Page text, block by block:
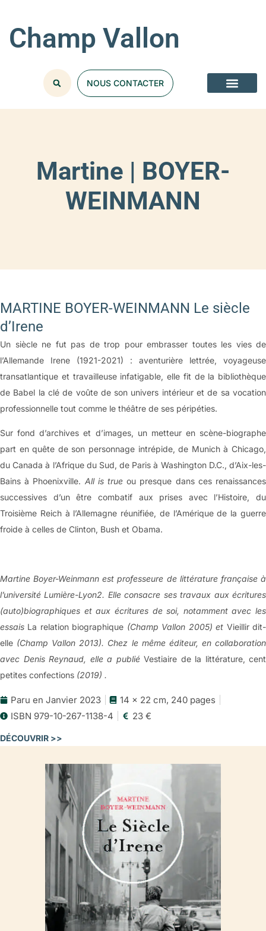
Champ Vallon
NOUS CONTACTER
Martine | BOYER-
WEINMANN
MARTINE BOYER-WEINMANN Le siècle
d’Irene
Un siècle ne fut pas de trop pour embrasser toutes les vies de
l’Allemande Irene (1921-2021) : aventurière lettrée, voyageuse
transatlantique et travailleuse infatigable, elle fit de la bibliothèque
de Babel la clé de voûte de son univers intérieur et de sa vocation
professionnelle tout comme le théâtre de ses péripéties.
Sur fond d’archives et d’images, un metteur en scène-biographe
part en quête de son personnage intrépide, de Munich à Chicago,
du Canada à l’Afrique du Sud, de Paris à Washington D.C., d’Aix-les-
Bains à Phoenixville. All is true ou presque dans ces renaissances
successives d’un être combatif aux prises avec l’Histoire, du
Troisième Reich à l’Allemagne réunifiée, de l’Amérique de la guerre
froide à celles de Clinton, Bush et Obama.
Martine Boyer-Weinmann est professeure de littérature française à
l’université Lumière-Lyon2. Elle consacre ses travaux aux écritures
(auto)biographiques et aux écritures de soi, notamment avec les
essais La relation biographique (Champ Vallon 2005) et Vieillir dit-
elle (Champ Vallon 2013). Chez le même éditeur, en collaboration
avec Denis Reynaud, elle a publié Vestiaire de la littérature, cent
petites confections (2019) .
Paru en Janvier 2023
14 x 22 cm, 240 pages
ISBN 979-10-267-1138-4
23 €
DÉCOUVRIR >>